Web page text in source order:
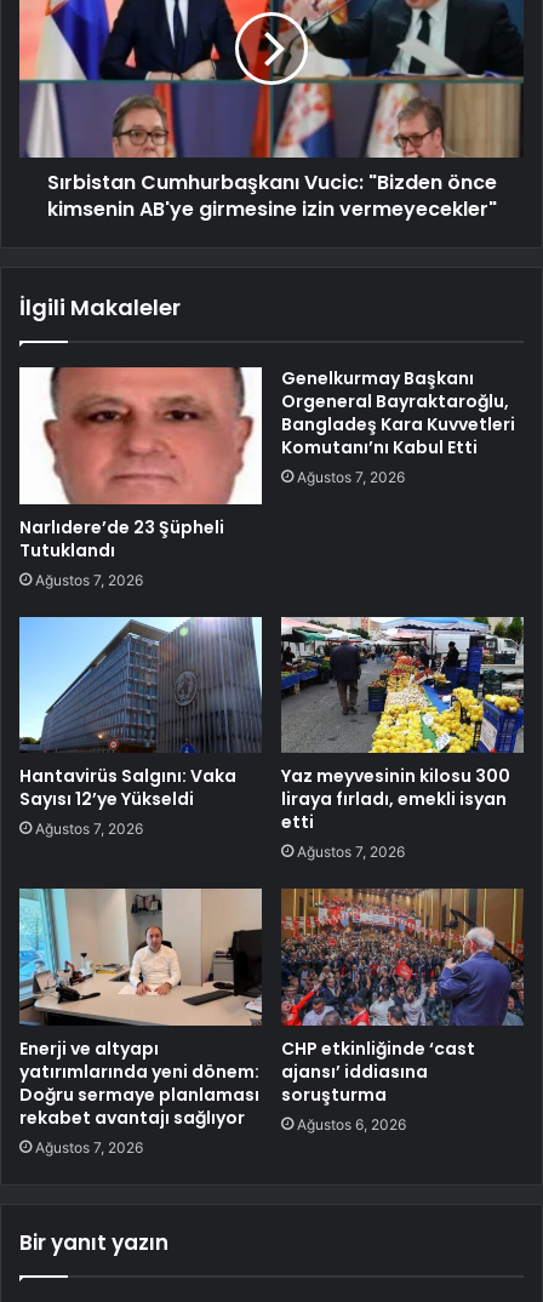
Sırbistan Cumhurbaşkanı Vucic: "Bizden önce
kimsenin AB'ye girmesine izin vermeyecekler"
İlgili Makaleler
Narlıdere’de 23 Şüpheli
Tutuklandı
Ağustos 7, 2026
Genelkurmay Başkanı
Orgeneral Bayraktaroğlu,
Bangladeş Kara Kuvvetleri
Komutanı’nı Kabul Etti
Ağustos 7, 2026
Hantavirüs Salgını: Vaka
Sayısı 12’ye Yükseldi
Ağustos 7, 2026
Yaz meyvesinin kilosu 300
liraya fırladı, emekli isyan
etti
Ağustos 7, 2026
Enerji ve altyapı
yatırımlarında yeni dönem:
Doğru sermaye planlaması
rekabet avantajı sağlıyor
Ağustos 7, 2026
CHP etkinliğinde ‘cast
ajansı’ iddiasına
soruşturma
Ağustos 6, 2026
Bir yanıt yazın